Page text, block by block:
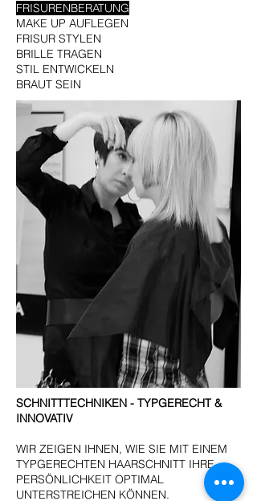
FRISURENBERATUNG
MAKE UP AUFLEGEN
FRISUR STYLEN
BRILLE TRAGEN
STIL ENTWICKELN
BRAUT SEIN
SCHNITTTECHNIKEN - TYPGERECHT &
INNOVATIV
WIR ZEIGEN IHNEN, WIE SIE MIT EINEM
TYPGERECHTEN HAARSCHNITT IHRE
PERSÖNLICHKEIT OPTIMAL
UNTERSTREICHEN KÖNNEN.